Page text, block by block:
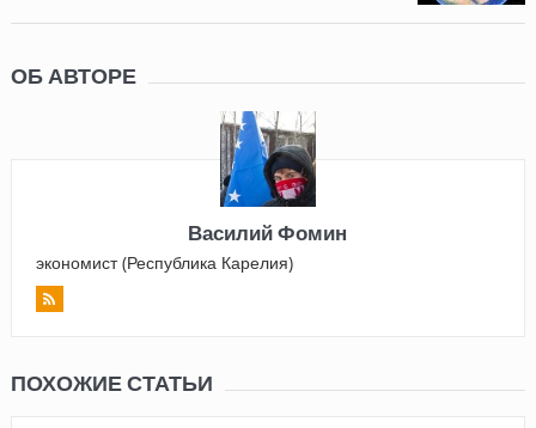
ОБ АВТОРЕ
Василий Фомин
экономист (Республика Карелия)
ПОХОЖИЕ СТАТЬИ